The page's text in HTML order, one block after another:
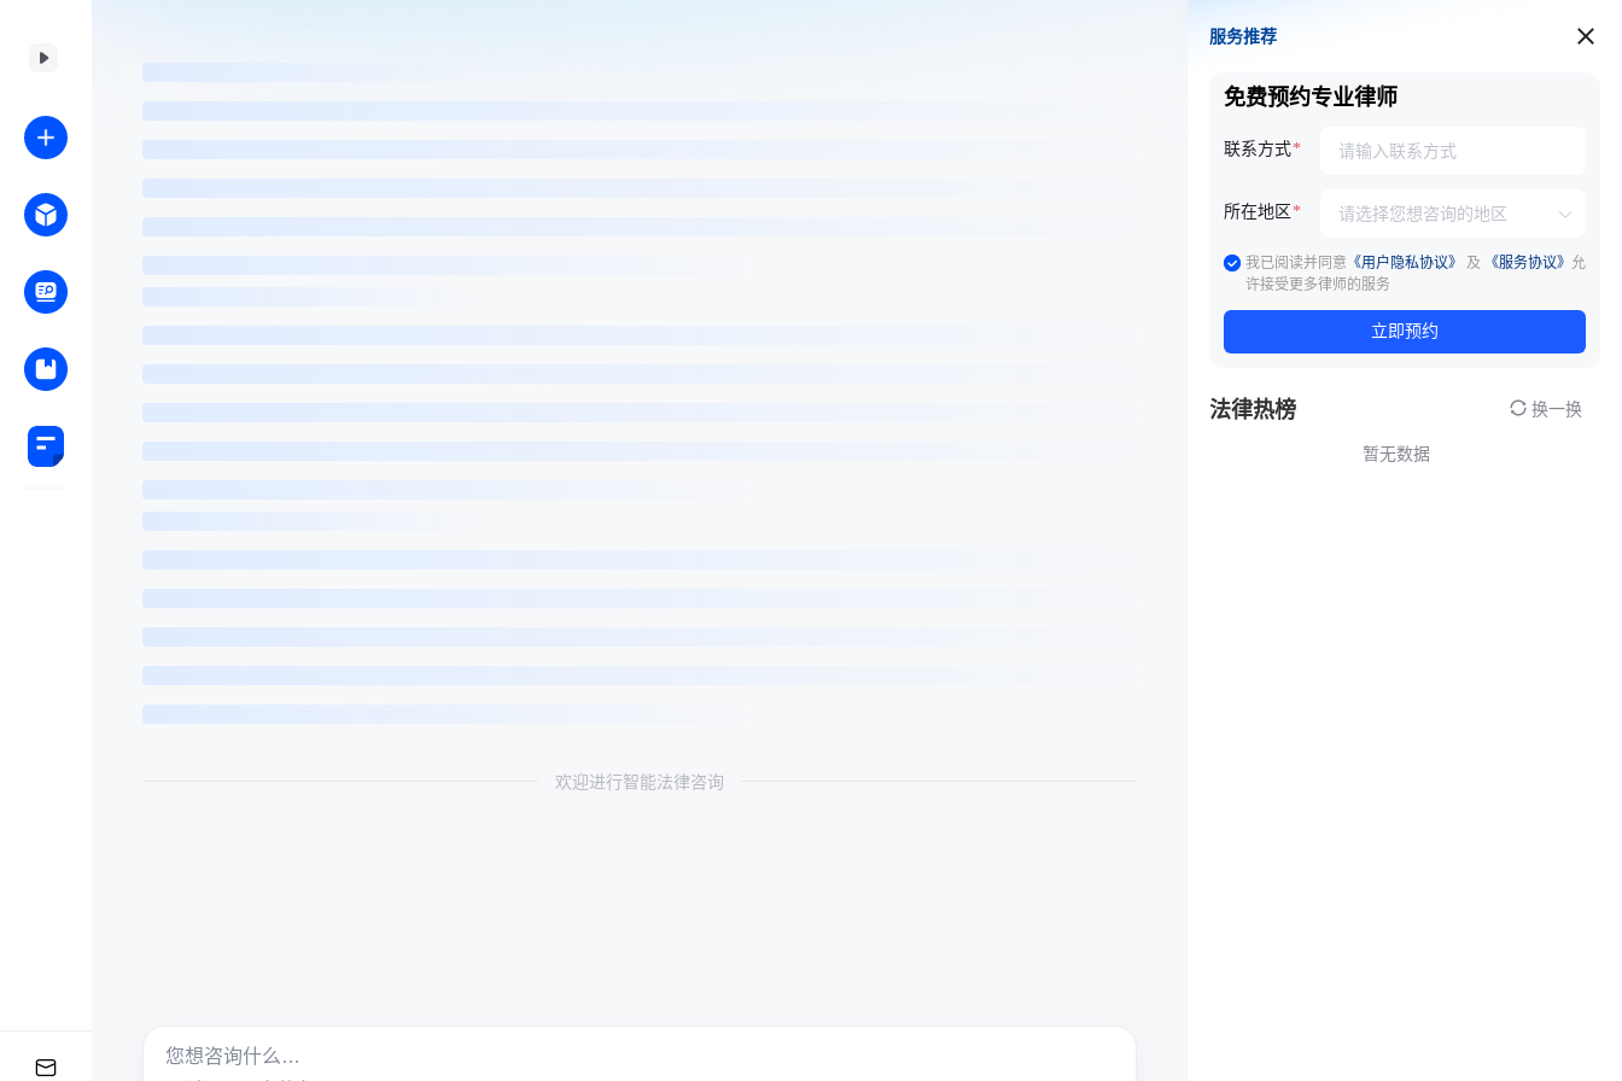
欢迎进行智能法律咨询
服务推荐
服务推荐
免费预约专业律师
联系方式
所在地区
我已阅读并同意 《用户隐私协议》 及 《服务协议》 允
许接受更多律师的服务
立即预约
法律热榜 换一换
暂无数据